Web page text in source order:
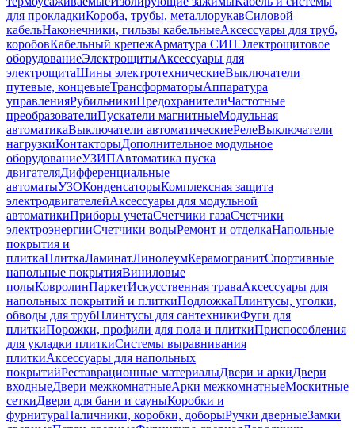
для прокладкиКороба, трубы, металлорукавСиловой
кабельНаконечники, гильзы кабельныеАксессуары для труб,
коробовКабельный крепежАрматура СИПЭлектрощитовое
оборудованиеЭлектрощитыАксессуары для
электрощитаШины электротехническиеВыключатели
путевые, концевыеТрансформаторыАппаратура
управленияРубильникиПредохранителиЧастотные
преобразователиПускатели магнитныеМодульная
автоматикаВыключатели автоматическиеРелеВыключатели
нагрузкиКонтакторыДополнительное модульное
оборудованиеУЗИПАвтоматика пуска
двигателяДифференциальные
автоматыУЗОКонденсаторыКомплексная защита
электродвигателейАксессуары для модульной
автоматикиПриборы учетаСчетчики газаСчетчики
электроэнергииСчетчики водыРемонт и отделкаНапольные
покрытия и
плиткаПлиткаЛаминатЛинолеумКерамогранитСпортивные
напольные покрытияВиниловые
полыКовролинПаркетИскусственная траваАксессуары для
напольных покрытий и плиткиПодложкаПлинтусы, уголки,
обводы для трубПлинтусы для сантехникиФуги для
плиткиПорожки, профили для пола и плиткиПриспособления
для укладки плиткиСистемы выравнивания
плиткиАксессуары для напольных
покрытийРеставрационные материалыДвери и аркиДвери
входныеДвери межкомнатныеАрки межкомнатныеМоскитные
сеткиДвери для бани и сауныКоробки и
фурнитураНаличники, коробки, доборыРучки дверныеЗамки